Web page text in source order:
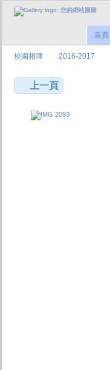
首頁
校園相簿 2016-2017
上一頁